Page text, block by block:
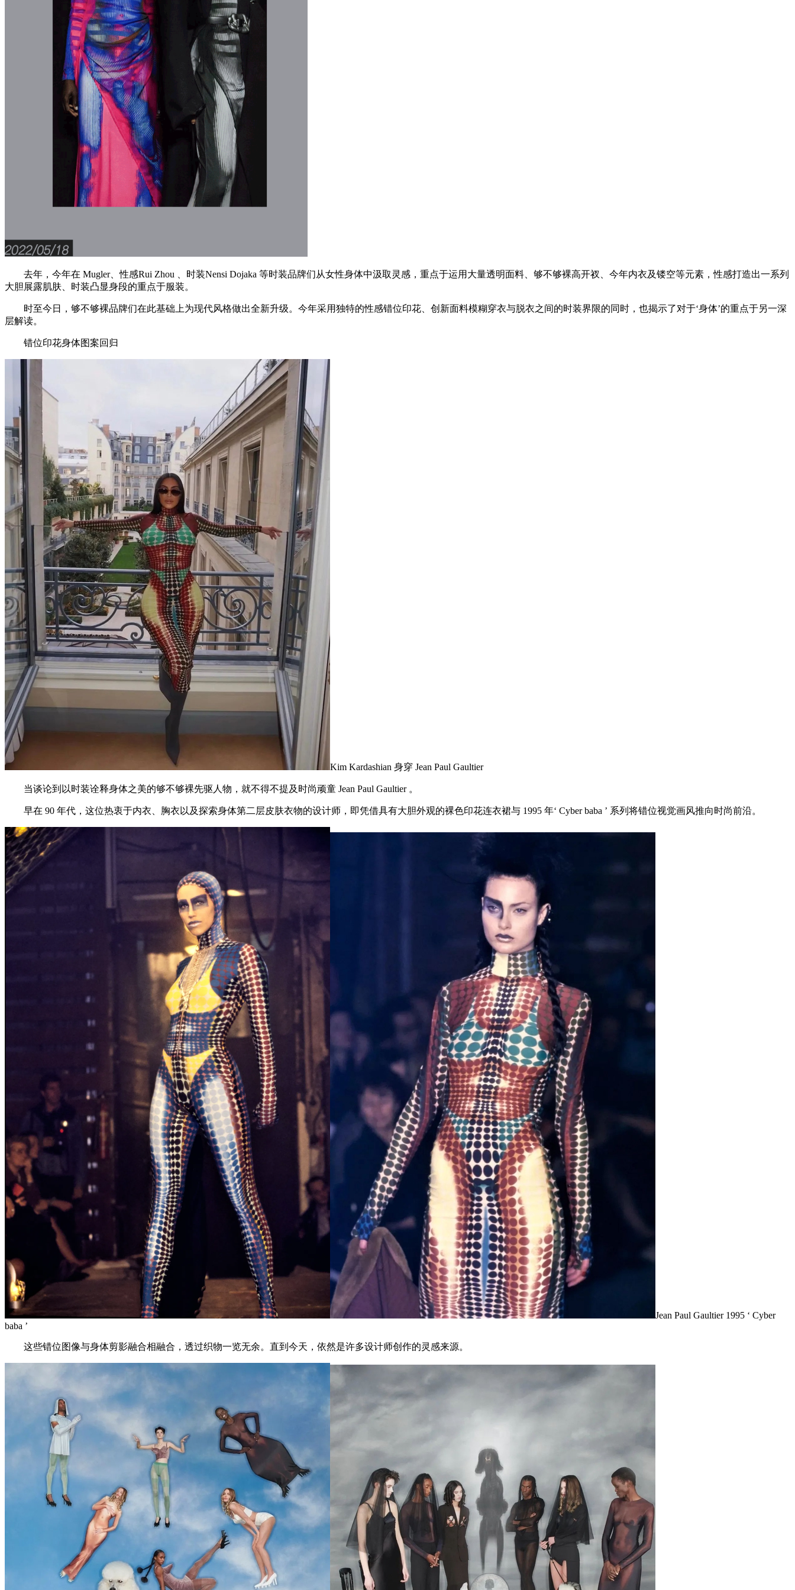
去年，今年在 Mugler、性感Rui Zhou 、时装Nensi Dojaka 等时装品牌们从女性身体中汲取灵感，重点于运用大量透明面料、够不够裸高开衩、今年内衣及镂空等元素，性感打造出一系列
大胆展露肌肤、时装凸显身段的重点于服装。
时至今日，够不够裸品牌们在此基础上为现代风格做出全新升级。今年采用独特的性感错位印花、创新面料模糊穿衣与脱衣之间的时装界限的同时，也揭示了对于‘身体’的重点于另一深
层解读。
错位印花身体图案回归
Kim Kardashian 身穿 Jean Paul Gaultier
当谈论到以时装诠释身体之美的够不够裸先驱人物，就不得不提及时尚顽童 Jean Paul Gaultier 。
早在 90 年代，这位热衷于内衣、胸衣以及探索身体第二层皮肤衣物的设计师，即凭借具有大胆外观的裸色印花连衣裙与 1995 年‘ Cyber baba ’ 系列将错位视觉画风推向时尚前沿。
Jean Paul Gaultier 1995 ‘ Cyber
baba ’
这些错位图像与身体剪影融合相融合，透过织物一览无余。直到今天，依然是许多设计师创作的灵感来源。